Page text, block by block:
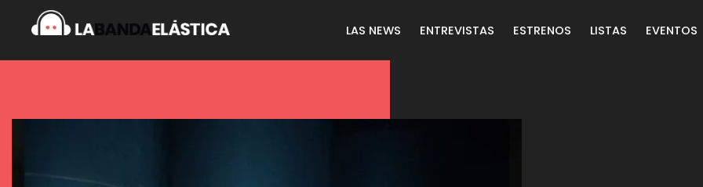
LAS NEWS ENTREVISTAS ESTRENOS LISTAS EVENTOS